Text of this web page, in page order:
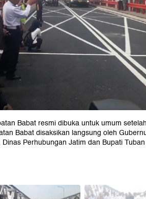
Babat resmi dibuka untuk umum
Babat disaksikan langsung oleh
Perhubungan Jatim dan Bupati